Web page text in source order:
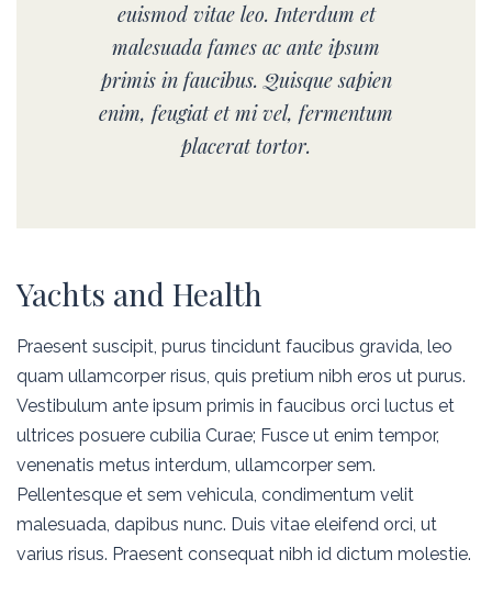
euismod vitae leo. Interdum et
malesuada fames ac ante ipsum
primis in faucibus. Quisque sapien
enim, feugiat et mi vel, fermentum
placerat tortor.
Yachts and Health
Praesent suscipit, purus tincidunt faucibus gravida, leo
quam ullamcorper risus, quis pretium nibh eros ut purus.
Vestibulum ante ipsum primis in faucibus orci luctus et
ultrices posuere cubilia Curae; Fusce ut enim tempor,
venenatis metus interdum, ullamcorper sem.
Pellentesque et sem vehicula, condimentum velit
malesuada, dapibus nunc. Duis vitae eleifend orci, ut
varius risus. Praesent consequat nibh id dictum molestie.